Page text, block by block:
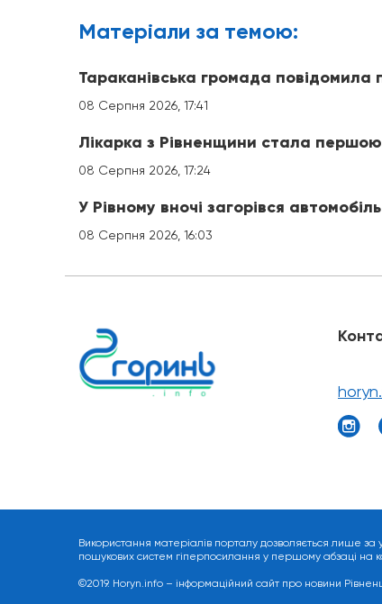
Матерiали за темою:
Тараканівська громада повідомила
08 Серпня 2026, 17:41
Лікарка з Рівненщини стала першою
08 Серпня 2026, 17:24
У Рівному вночі загорівся автомобіль
08 Серпня 2026, 16:03
Використання матеріалів порталу дозволяється лише
пошукових систем гіперпосилання у першому абзаці на
©2019. Horyn.info – інформаційний сайт про новини